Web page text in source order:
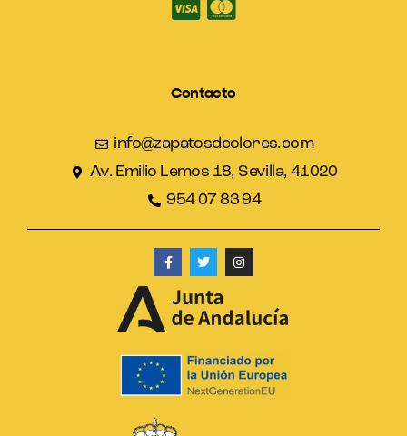
Contacto
info@zapatosdcolores.com
Av. Emilio Lemos 18, Sevilla, 41020
954 07 83 94